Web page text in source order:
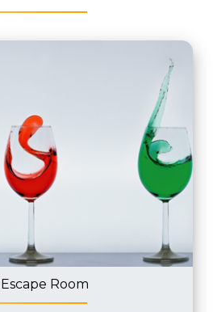
Escape Room